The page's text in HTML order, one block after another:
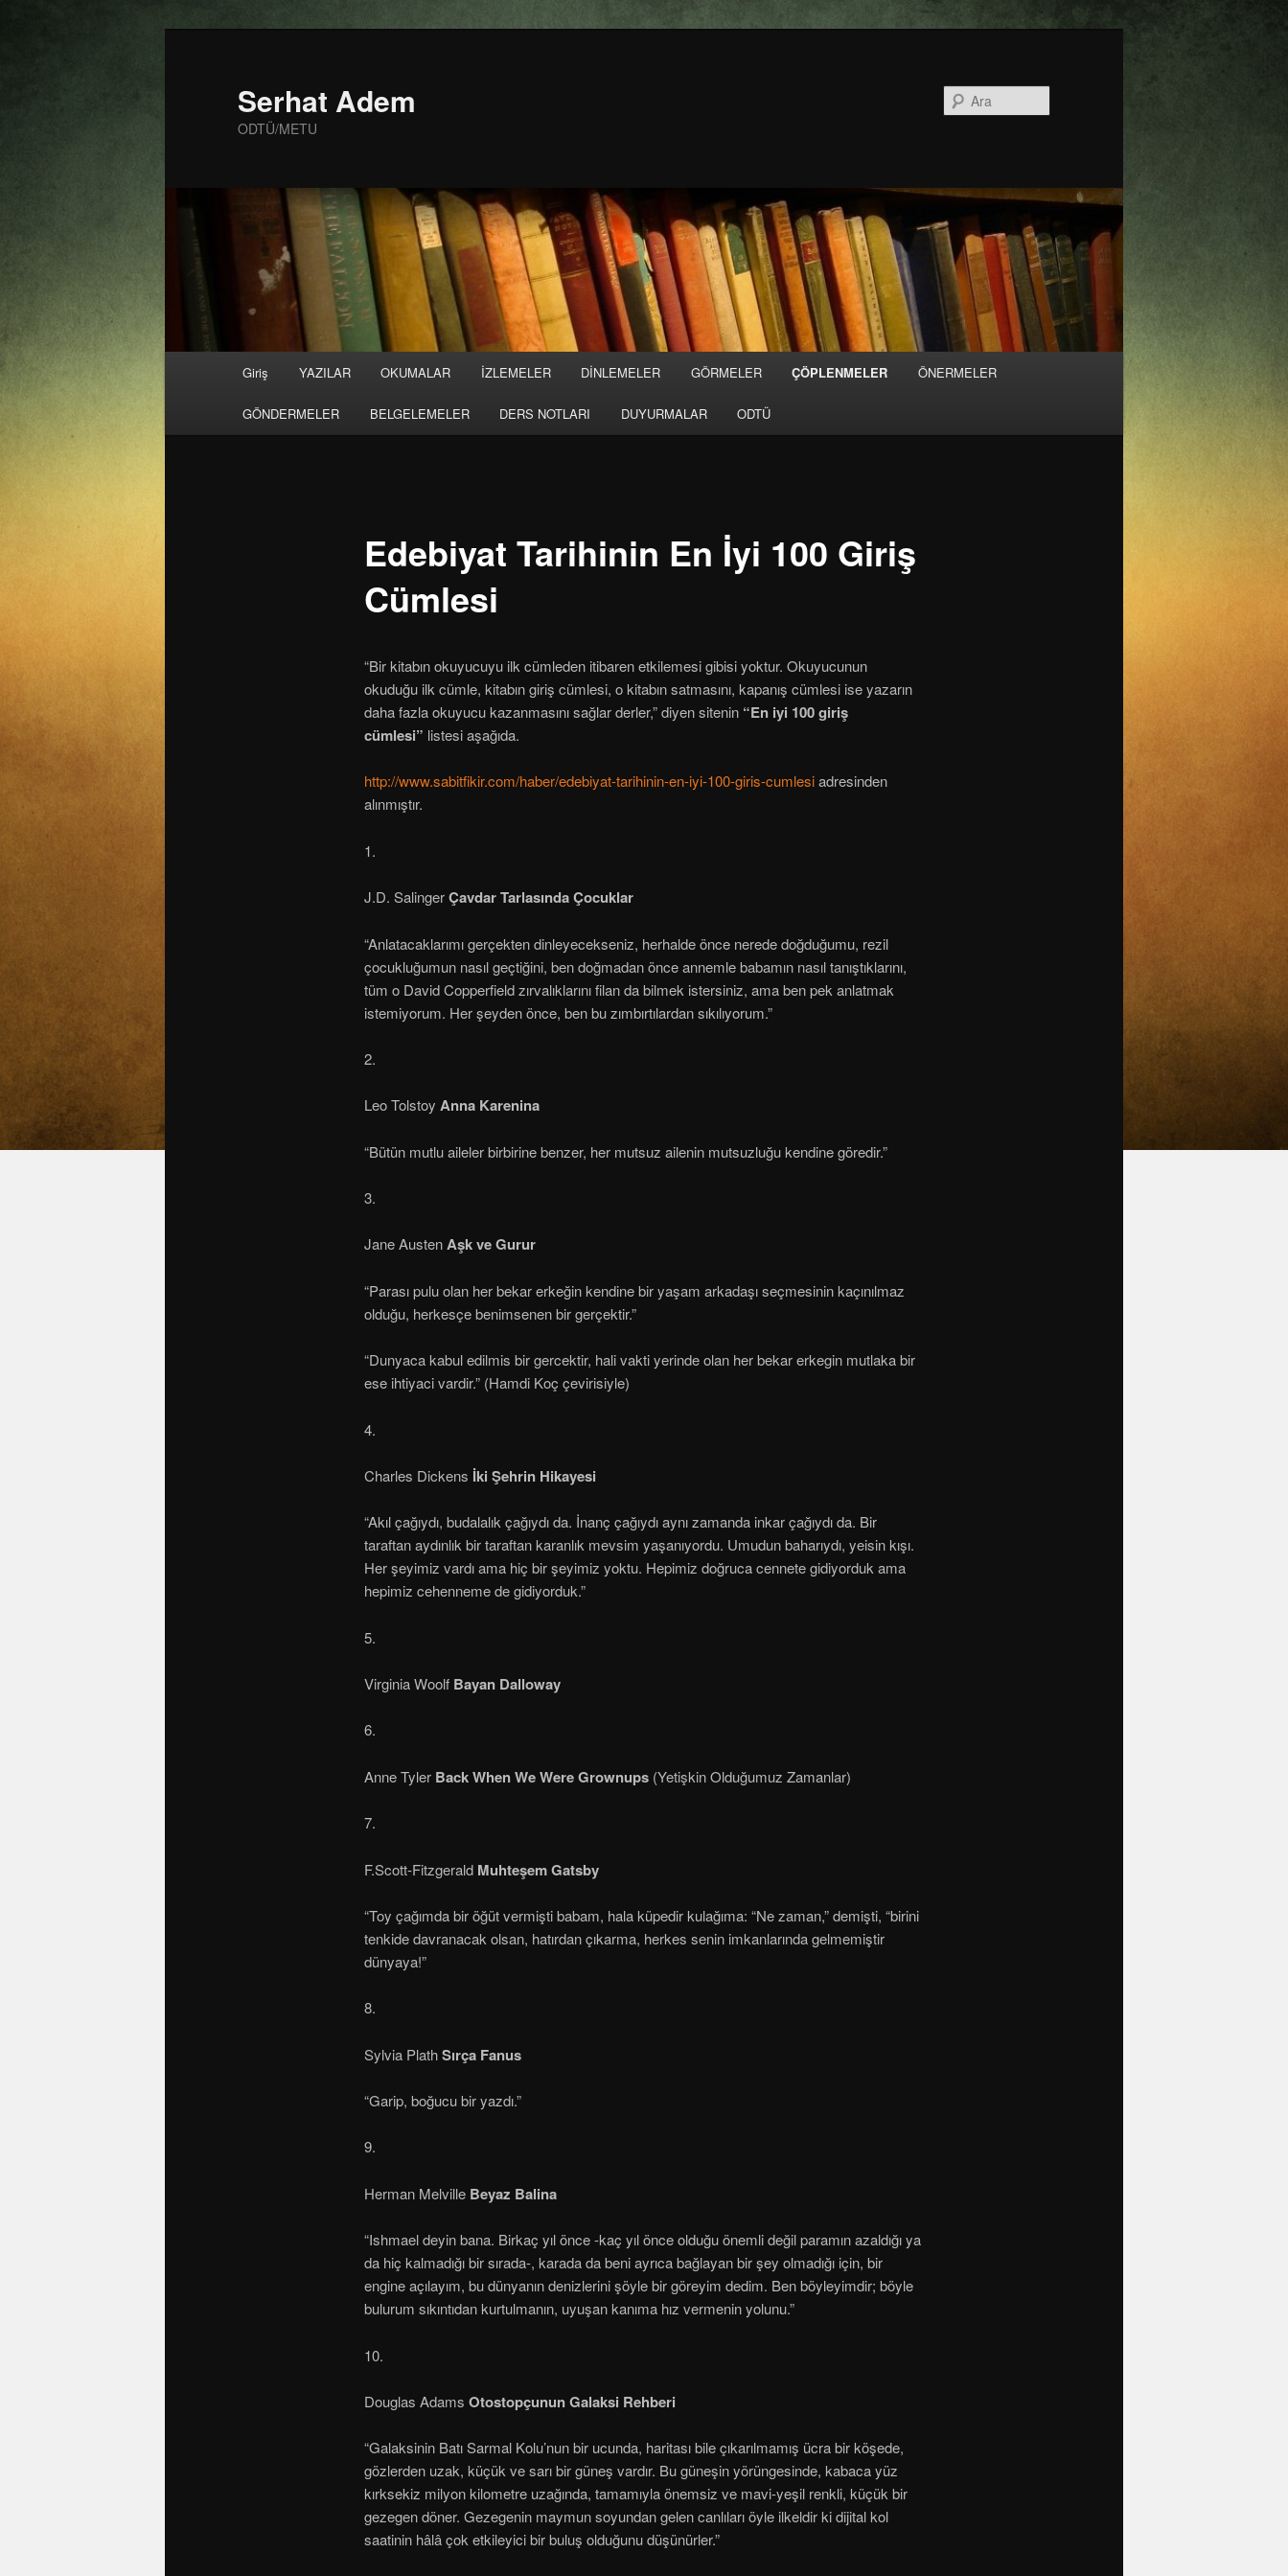
Serhat Adem
ODTÜ/METU
Giriş YAZILAR OKUMALAR İZLEMELER DİNLEMELER GÖRMELER ÇÖPLENMELER ÖNERMELER
GÖNDERMELER BELGELEMELER DERS NOTLARI DUYURMALAR ODTÜ
Edebiyat Tarihinin En İyi 100 Giriş
Cümlesi
“Bir kitabın okuyucuyu ilk cümleden itibaren etkilemesi gibisi yoktur. Okuyucunun
okuduğu ilk cümle, kitabın giriş cümlesi, o kitabın satmasını, kapanış cümlesi ise yazarın
daha fazla okuyucu kazanmasını sağlar derler,” diyen sitenin“En iyi 100 giriş
cümlesi” listesi aşağıda.
http://www.sabitfikir.com/haber/edebiyat-tarihinin-en-iyi-100-giris-cumlesiadresinden
alınmıştır.
1.
J.D. SalingerÇavdar Tarlasında Çocuklar
“Anlatacaklarımı gerçekten dinleyecekseniz, herhalde önce nerede doğduğumu, rezil
çocukluğumun nasıl geçtiğini, ben doğmadan önce annemle babamın nasıl tanıştıklarını,
tüm o David Copperfield zırvalıklarını filan da bilmek istersiniz, ama ben pek anlatmak
istemiyorum. Her şeyden önce, ben bu zımbırtılardan sıkılıyorum.”
2.
Leo Tolstoy Anna Karenina
“Bütün mutlu aileler birbirine benzer, her mutsuz ailenin mutsuzluğu kendine göredir.”
3.
Jane AustenAşk ve Gurur
“Parası pulu olan her bekar erkeğin kendine bir yaşam arkadaşı seçmesinin kaçınılmaz
olduğu, herkesçe benimsenen bir gerçektir.”
“Dunyaca kabul edilmis bir gercektir, hali vakti yerinde olan her bekar erkegin mutlaka bir
ese ihtiyaci vardir.” (Hamdi Koç çevirisiyle)
4.
Charles Dickens İki Şehrin Hikayesi
“Akıl çağıydı, budalalık çağıydı da. İnanç çağıydı aynı zamanda inkar çağıydı da. Bir
taraftan aydınlık bir taraftan karanlık mevsim yaşanıyordu. Umudun baharıydı, yeisin kışı.
Her şeyimiz vardı ama hiç bir şeyimiz yoktu. Hepimiz doğruca cennete gidiyorduk ama
hepimiz cehenneme de gidiyorduk.”
5.
Virginia Woolf Bayan Dalloway
6.
Anne Tyler Back When We Were Grownups(Yetişkin Olduğumuz Zamanlar)
7.
F.Scott-Fitzgerald Muhteşem Gatsby
“Toy çağımda bir öğüt vermişti babam, hala küpedir kulağıma: “Ne zaman,” demişti, “birini
tenkide davranacak olsan, hatırdan çıkarma, herkes senin imkanlarında gelmemiştir
dünyaya!”
8.
Sylvia PlathSırça Fanus
“Garip, boğucu bir yazdı.”
9.
Herman Melville Beyaz Balina
“Ishmael deyin bana. Birkaç yıl önce -kaç yıl önce olduğu önemli değil paramın azaldığı ya
da hiç kalmadığı bir sırada-, karada da beni ayrıca bağlayan bir şey olmadığı için, bir
engine açılayım, bu dünyanın denizlerini şöyle bir göreyim dedim. Ben böyleyimdir; böyle
bulurum sıkıntıdan kurtulmanın, uyuşan kanıma hız vermenin yolunu.”
10.
Douglas Adams Otostopçunun Galaksi Rehberi
“Galaksinin Batı Sarmal Kolu’nun bir ucunda, haritası bile çıkarılmamış ücra bir köşede,
gözlerden uzak, küçük ve sarı bir güneş vardır. Bu güneşin yörüngesinde, kabaca yüz
kırksekiz milyon kilometre uzağında, tamamıyla önemsiz ve mavi-yeşil renkli, küçük bir
gezegen döner. Gezegenin maymun soyundan gelen canlıları öyle ilkeldir ki dijital kol
saatinin hâlâ çok etkileyici bir buluş olduğunu düşünürler.”